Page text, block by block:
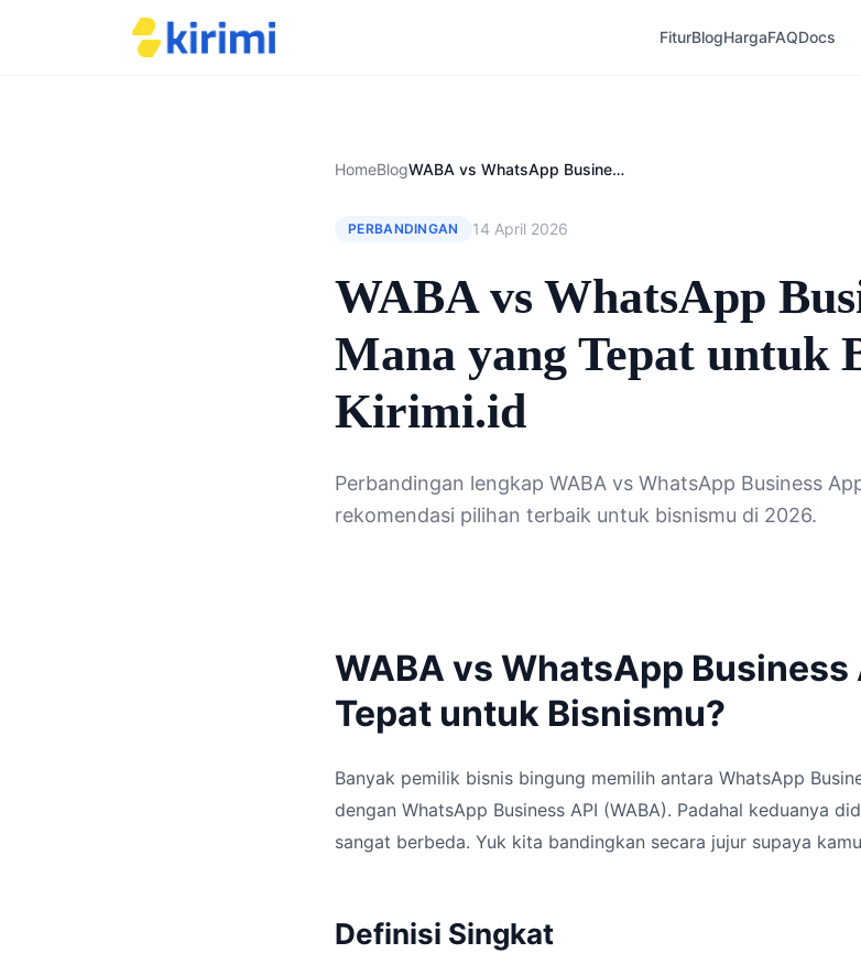
FiturBlogHargaFAQDocs
HomeBlog WABA vs WhatsApp Business App: Mana yang Tepat untuk Bisnismu? | Kirimi.id
PERBANDINGAN 14 April 2026
WABA vs WhatsApp
Mana yang Tepat untuk
Kirimi.id
Perbandingan lengkap WABA vs WhatsApp Business
rekomendasi pilihan terbaik untuk bisnismu di 2026.
WABA vs WhatsApp
Tepat untuk Bisnismu?
Banyak pemilik bisnis bingung memilih antara WhatsApp
dengan WhatsApp Business API (WABA). Padahal keduanya
sangat berbeda. Yuk kita bandingkan secara jujur supaya
Definisi Singkat